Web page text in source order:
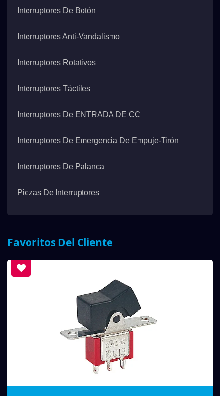
Interruptores De Botón
Interruptores Anti-Vandalismo
Interruptores Rotativos
Interruptores Táctiles
Interruptores De ENTRADA DE CC
Interruptores De Emergencia De Empuje-Tirón
Interruptores De Palanca
Piezas De Interruptores
Favoritos Del Cliente